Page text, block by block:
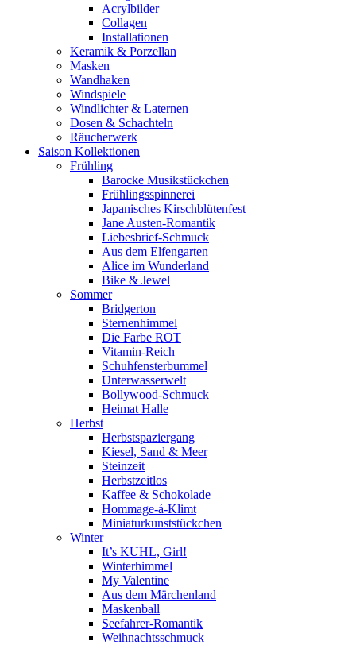
Acrylbilder
Collagen
Installationen
Keramik & Porzellan
Masken
Wandhaken
Windspiele
Windlichter & Laternen
Dosen & Schachteln
Räucherwerk
Saison Kollektionen
Frühling
Barocke Musikstückchen
Frühlingsspinnerei
Japanisches Kirschblütenfest
Jane Austen-Romantik
Liebesbrief-Schmuck
Aus dem Elfengarten
Alice im Wunderland
Bike & Jewel
Sommer
Bridgerton
Sternenhimmel
Die Farbe ROT
Vitamin-Reich
Schuhfensterbummel
Unterwasserwelt
Bollywood-Schmuck
Heimat Halle
Herbst
Herbstspaziergang
Kiesel, Sand & Meer
Steinzeit
Herbstzeitlos
Kaffee & Schokolade
Hommage-á-Klimt
Miniaturkunststückchen
Winter
It’s KUHL, Girl!
Winterhimmel
My Valentine
Aus dem Märchenland
Maskenball
Seefahrer-Romantik
Weihnachtsschmuck